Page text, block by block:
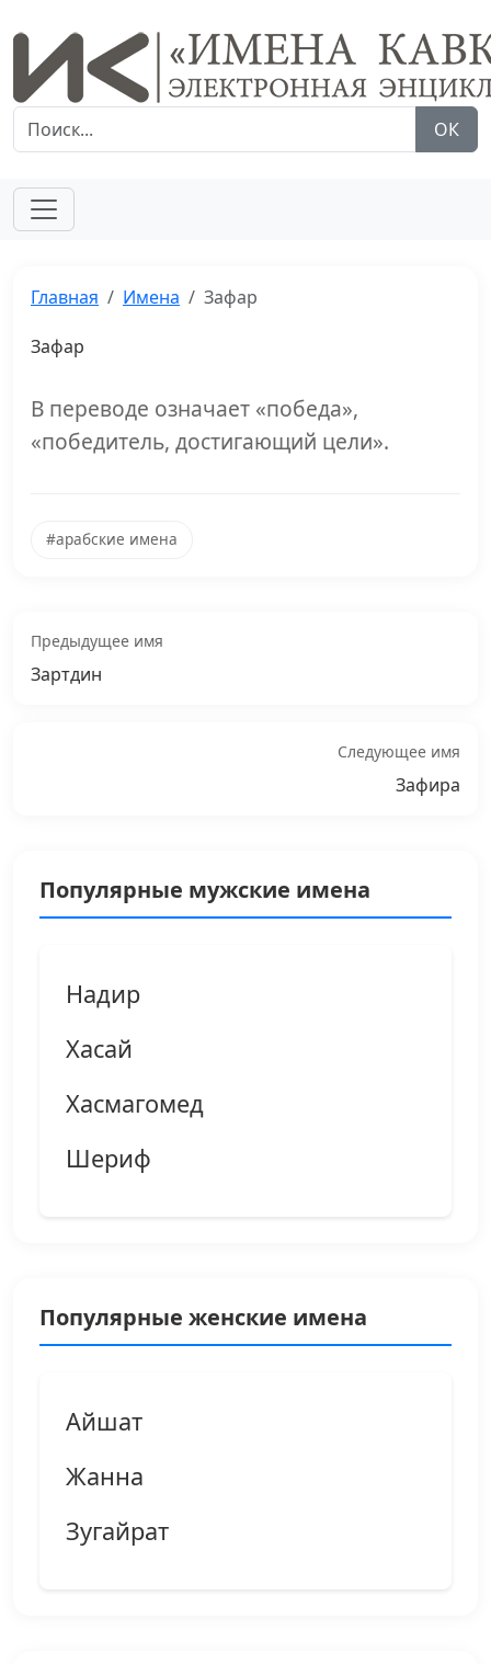
ОК
Главная Имена Зафар
Зафар
В переводе означает «победа»,
«победитель, достигающий цели».
#арабские имена
Предыдущее имя
Зартдин
Следующее имя
Зафира
Популярные мужские имена
Надир
Хасай
Хасмагомед
Шериф
Популярные женские имена
Айшат
Жанна
Зугайрат